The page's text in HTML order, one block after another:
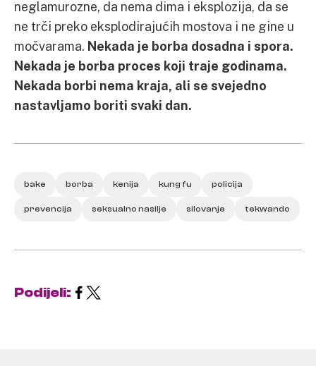
neglamurozne, da nema dima i eksplozija, da se
ne trči preko eksplodirajućih mostova i ne gine u
močvarama. Nekada je borba dosadna i spora.
Nekada je borba proces koji traje godinama.
Nekada borbi nema kraja, ali se svejedno
nastavljamo boriti svaki dan.
bake borba kenija kung fu policija
prevencija seksualno nasilje silovanje tekwando
Podijeli: